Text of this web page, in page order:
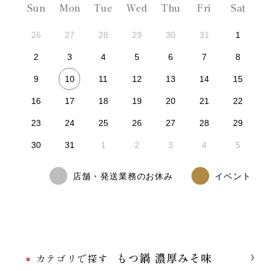
カテゴリで探す
もつ鍋 濃厚みそ味
Sun Mon Tue Wed Thu Fri Sat
26 27 28 29 30 31 1
2 3 4 5 6 7 8
9 10 11 12 13 14 15
16 17 18 19 20 21 22
23 24 25 26 27 28 29
30 31 1 2 3 4 5
店舗・発送業務のお休み イベント